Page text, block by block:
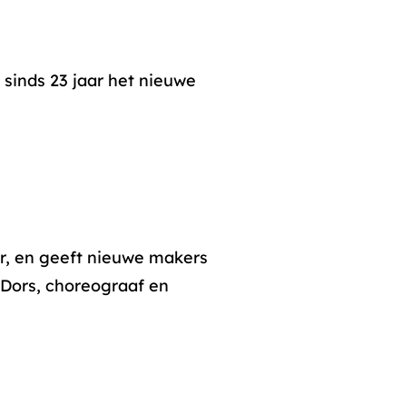
23 jaar het nieuwe
en geeft nieuwe makers
choreograaf en